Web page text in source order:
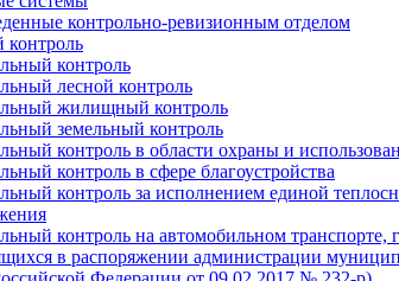
контрольно-ревизионным отделом
контроль
лесной контроль
жилищный контроль
земельный контроль
контроль в области охраны и
контроль в сфере благоустройства
контроль за исполнением единой
контроль на автомобильном транспорте,
в распоряжении администрации